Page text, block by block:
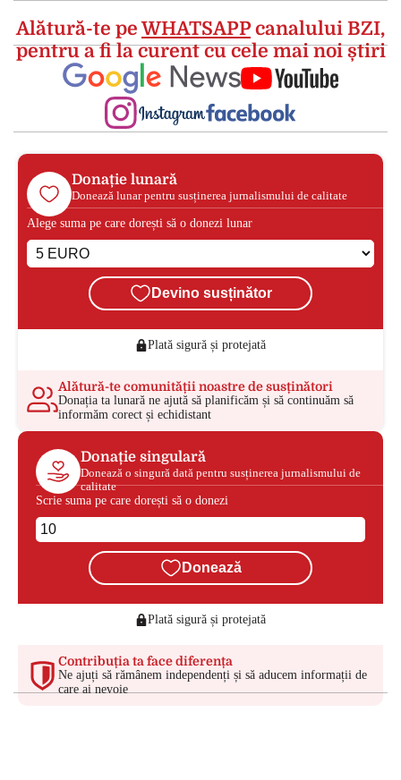
Alătură-te peWHATSAPPcanalului BZI,
pentru a fi la curent cu cele mai noi știri
Donație lunară
Donează lunar pentru susținerea jurnalismului de calitate
Alege suma pe care dorești să o donezi lunar
Devino susținător
Plată sigură și protejată
Alătură-te comunității noastre de susținători
Donația ta lunară ne ajută să planificăm și să continuăm să
informăm corect și echidistant
Donație singulară
Donează o singură dată pentru susținerea jurnalismului de
calitate
Scrie suma pe care dorești să o donezi
Donează
Plată sigură și protejată
Contribuția ta face diferența
Ne ajuți să rămânem independenți și să aducem informații de
care ai nevoie